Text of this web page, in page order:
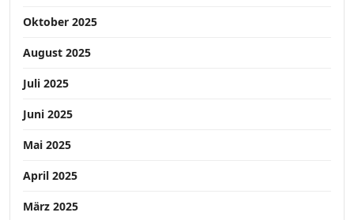
Oktober 2025
August 2025
Juli 2025
Juni 2025
Mai 2025
April 2025
März 2025